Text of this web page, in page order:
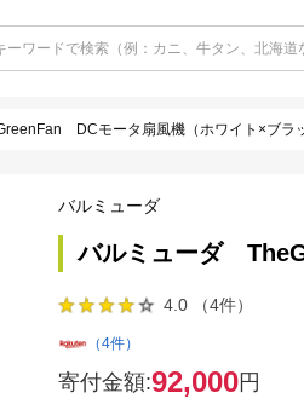
DCモータ扇風機（ホワイト×ブラッ
バルミューダ
バルミューダ
4.0 （4件）
（4件）
寄付金額:92,000円